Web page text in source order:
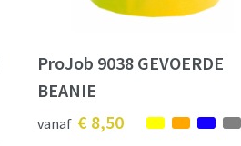
ProJob 9038 GEVOERDE
BEANIE
vanaf € 8,50